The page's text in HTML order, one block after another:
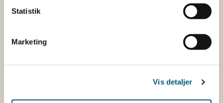
Statistik
Marketing
Vis detaljer
Tlf. 72 2​​​7 69 00
EAN